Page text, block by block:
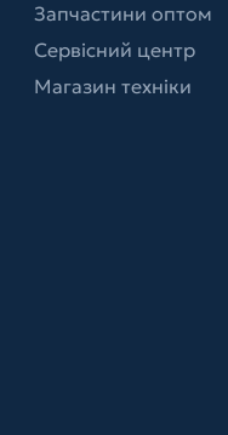
Запчастини оптом
Сервісний центр
Магазин техніки